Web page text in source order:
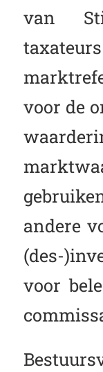
van
voor de
andere
(des-
voor